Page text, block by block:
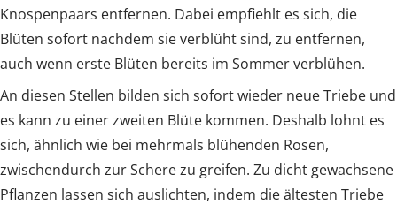
Knospenpaars entfernen. Dabei empfiehlt es sich, die
Blüten sofort nachdem sie verblüht sind, zu entfernen,
auch wenn erste Blüten bereits im Sommer verblühen.
An diesen Stellen bilden sich sofort wieder neue Triebe und
es kann zu einer zweiten Blüte kommen. Deshalb lohnt es
sich, ähnlich wie bei mehrmals blühenden Rosen,
zwischendurch zur Schere zu greifen. Zu dicht gewachsene
Pflanzen lassen sich auslichten, indem die ältesten Triebe